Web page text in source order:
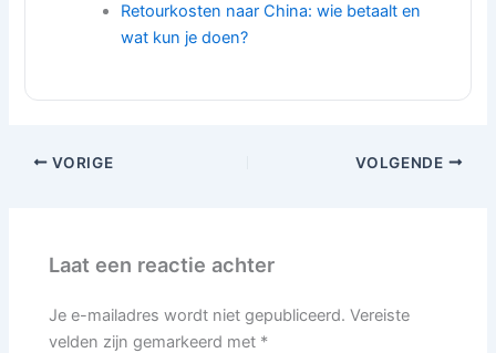
Retourkosten naar China: wie betaalt en
wat kun je doen?
VORIGE VOLGENDE
Laat een reactie achter
Je e-mailadres wordt niet gepubliceerd. Vereiste
velden zijn gemarkeerd met *